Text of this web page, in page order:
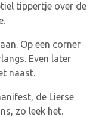
tippertje over de
Op een corner
Even later
naast.
de Lierse
zo leek het.